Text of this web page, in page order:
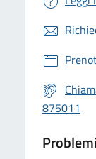
875011